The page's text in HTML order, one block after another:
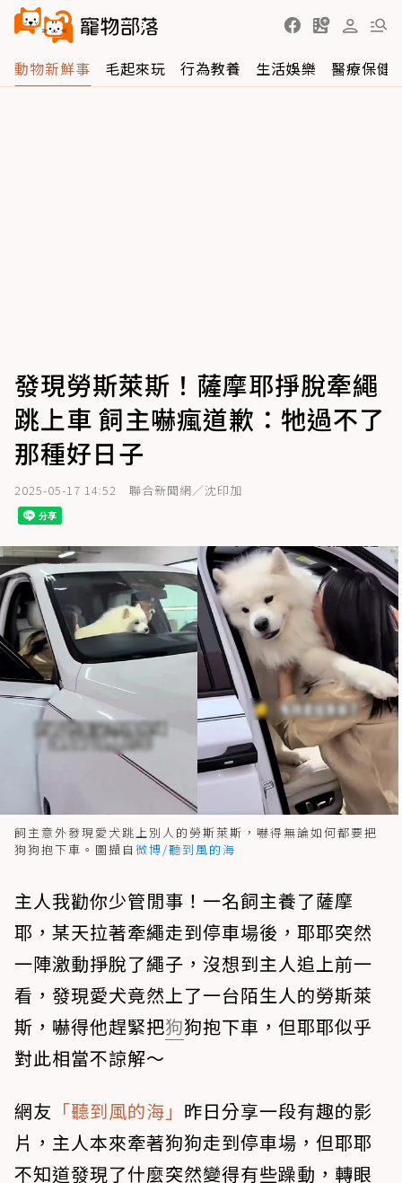
動物新鮮事 毛起來玩 行為教養 生活娛樂 醫療保健
發現勞斯萊斯！薩摩耶掙脫牽繩
跳上車 飼主嚇瘋道歉：牠過不了
那種好日子
2025-05-17 14:52 聯合新聞網／沈印加
飼主意外發現愛犬跳上別人的勞斯萊斯，嚇得無論如何都要把
狗狗抱下車。圖擷自 微博/聽到風的海
主人我勸你少管閒事！一名飼主養了薩摩
耶，某天拉著牽繩走到停車場後，耶耶突然
一陣激動掙脫了繩子，沒想到主人追上前一
看，發現愛犬竟然上了一台陌生人的勞斯萊
斯，嚇得他趕緊把狗狗抱下車，但耶耶似乎
對此相當不諒解～
網友 「聽到風的海」 昨日分享一段有趣的影
片，主人本來牽著狗狗走到停車場，但耶耶
不知道發現了什麼突然變得有些躁動，轉眼